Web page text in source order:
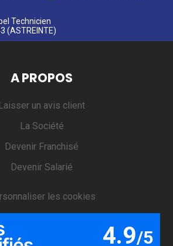
Technicien
(ASTREINTE)
A PROPOS
Laisser un avis client
La Société
Devenir Franchisé
Devenir Salarié
les cookies